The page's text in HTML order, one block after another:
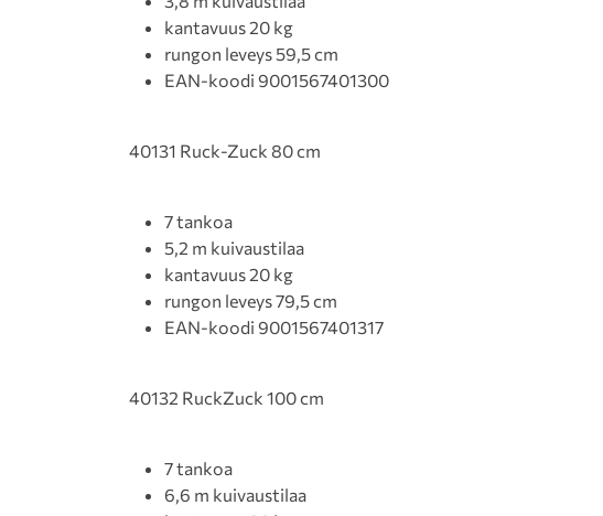
kantavuus 20 kg
rungon leveys 59,5 cm
EAN-koodi 9001567401300
40131 Ruck-Zuck 80 cm
7 tankoa
5,2 m kuivaustilaa
kantavuus 20 kg
rungon leveys 79,5 cm
EAN-koodi 9001567401317
40132 RuckZuck 100 cm
7 tankoa
6,6 m kuivaustilaa